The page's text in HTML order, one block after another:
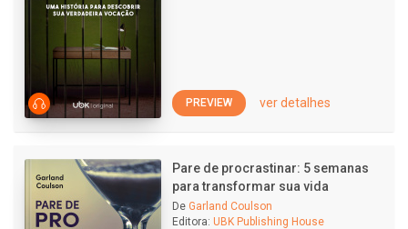
PREVIEW ver detalhes
Pare de procrastinar: 5 semanas
para transformar sua vida
De Garland Coulson
Editora: UBK Publishing House